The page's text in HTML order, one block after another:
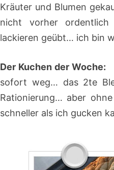
Kräuter und Blumen
nicht vorher ordentlich
lackieren geübt… ich bin
Der Kuchen der Woche:
sofort weg… das 2te
Rationierung… aber
schneller als ich gucken